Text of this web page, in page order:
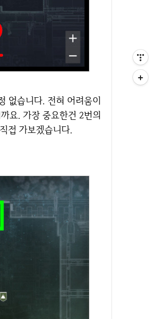
요. 가장 중요한건 2번의
접 가보겠습니다.